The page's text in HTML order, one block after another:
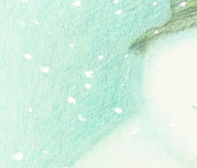
TSOs
Bærekraft &
TSO mot
Opera
Barn & unge
TSO talent
Princess Astrid
Jobbe hos oss
Nyheter